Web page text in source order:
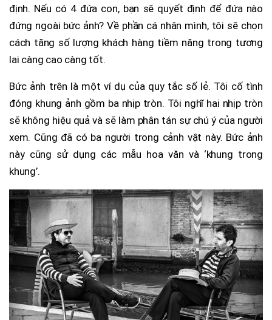
định. Nếu có 4 đứa con, bạn sẽ quyết định để đứa nào
đứng ngoài bức ảnh? Về phần cá nhân mình, tôi sẽ chọn
cách tăng số lượng khách hàng tiềm năng trong tương
lai càng cao càng tốt.
Bức ảnh trên là một ví dụ của quy tắc số lẻ. Tôi cố tình
đóng khung ảnh gồm ba nhịp tròn. Tôi nghĩ hai nhịp tròn
sẽ không hiệu quả và sẽ làm phân tán sự chú ý của người
xem. Cũng đã có ba người trong cảnh vật này. Bức ảnh
này cũng sử dụng các mẫu hoa văn và ‘khung trong
khung’.